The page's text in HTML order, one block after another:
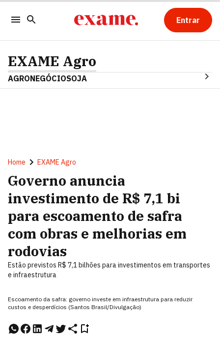
Entrar
EXAME Agro
AGRONEGÓCIOSOJA
Home EXAME Agro
Governo anuncia
investimento de R$ 7,1 bi
para escoamento de safra
com obras e melhorias em
rodovias
Estão previstos R$ 7,1 bilhões para investimentos em transportes
e infraestrutura
Escoamento da safra: governo investe em infraestrutura para reduzir
custos e desperdícios (Santos Brasil/Divulgação)